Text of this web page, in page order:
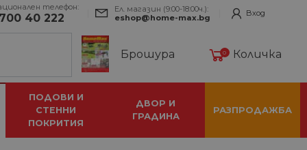
телефон:
40 222
Ел. магазин (9:00-18:00ч.):
eshop@home-max.bg
Вход
Брошура 0 Количка
ПОДОВИ И
СТЕННИ
ПОКРИТИЯ
ДВОР И
ГРАДИНА
РАЗПРОДАЖБА